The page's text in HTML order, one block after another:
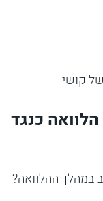
קושי
כנגד
במהלך ההלוואה?